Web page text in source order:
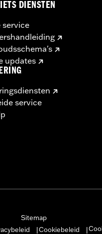
DIENSTEN
service
updates
service
Sitemap
Cookiebeleid